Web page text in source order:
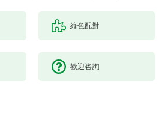
綠色配對
歡迎咨詢